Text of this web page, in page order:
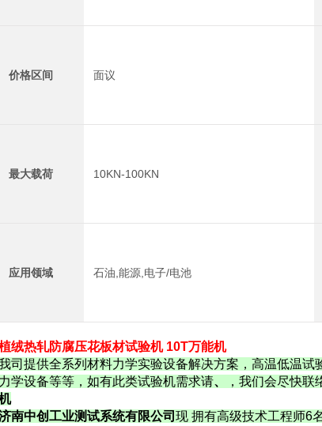
价格区间 面议
最大载荷 10KN-100KN
应用领域 石油,能源,电子/电池
绒热轧防腐压花板材试验机 10T万能机
司提供全系列材料力学实验设备解决方案，高温低温
力学设备等等，如有此类试验机需求请、 ，我们会尽快联
南中创工业测试系统有限公司 现 拥有高级技术工程师6